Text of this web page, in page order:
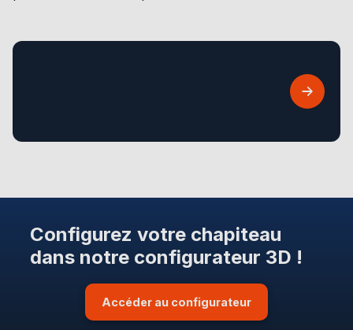
Configurez votre chapiteau
dans notre configurateur 3D !
Accéder au configurateur